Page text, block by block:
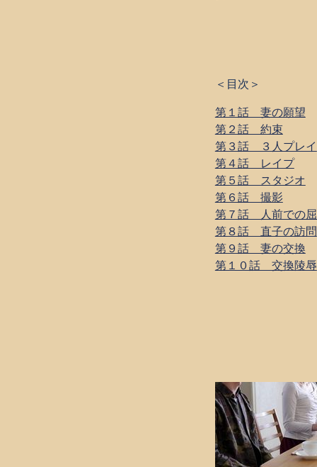
＜目次＞
第１話 妻の願望
第２話 約束
第３話 ３人プレイ
第４話 レイプ
第５話 スタジオ
第６話 撮影
第７話 人前での
第８話 直子の訪問
第９話 妻の交換
第１０話 交換陵辱